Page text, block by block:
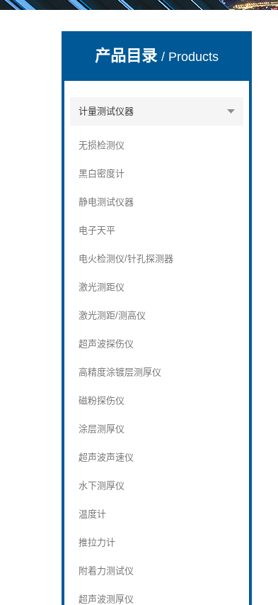
深圳市深博瑞仪器仪表有限公司
产品目录/ Products
计量测试仪器
无损检测仪
黑白密度计
静电测试仪器
电子天平
电火检测仪/针孔探测器
激光测距仪
激光测距/测高仪
超声波探伤仪
高精度涂镀层测厚仪
磁粉探伤仪
涂层测厚仪
超声波声速仪
水下测厚仪
温度计
推拉力计
附着力测试仪
超声波测厚仪